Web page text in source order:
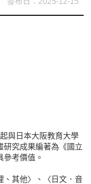
與日本大阪教育大學
研究成果編著為《國立
考價值。
、其他〉、〈日文．音